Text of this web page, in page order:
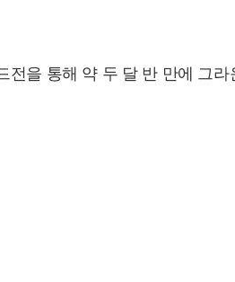
전을 통해 약 두 달 반 만에 그